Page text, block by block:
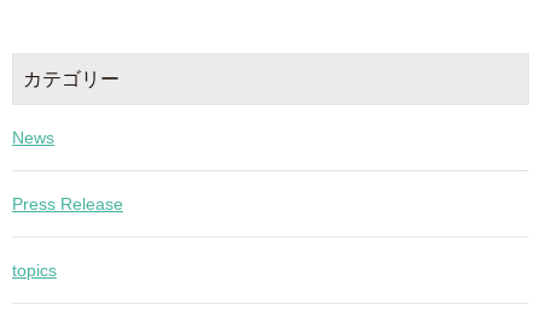
カテゴリー
News
Press Release
topics